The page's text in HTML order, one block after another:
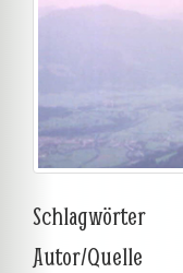
Schlagwörter
Autor/Quelle